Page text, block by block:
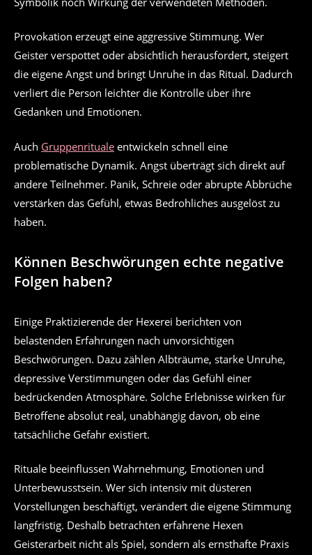
Provokation erzeugt eine aggressive Stimmung. Wer
Geister verspottet oder absichtlich herausfordert, steigert
die eigene Angst und bringt Unruhe in das Ritual. Dadurch
verliert die Person leichter die Kontrolle über ihre
Gedanken und Emotionen.
Auch Gruppenrituale entwickeln schnell eine
problematische Dynamik. Angst überträgt sich direkt auf
andere Teilnehmer. Panik, Schreie oder abrupte Abbrüche
verstärken das Gefühl, etwas Bedrohliches ausgelöst zu
haben.
Können Beschwörungen echte negative
Folgen haben?
Einige Praktizierende der Hexerei berichten von
belastenden Erfahrungen nach unvorsichtigen
Beschwörungen. Dazu zählen Albträume, starke Unruhe,
depressive Verstimmungen oder das Gefühl einer
bedrückenden Atmosphäre. Solche Erlebnisse wirken für
Betroffene absolut real, unabhängig davon, ob eine
tatsächliche Gefahr existiert.
Rituale beeinflussen Wahrnehmung, Emotionen und
Unterbewusstsein. Wer sich intensiv mit düsteren
Vorstellungen beschäftigt, verändert die eigene Stimmung
langfristig. Deshalb betrachten erfahrene Hexen
Geisterarbeit nicht als Spiel, sondern als ernsthafte Praxis